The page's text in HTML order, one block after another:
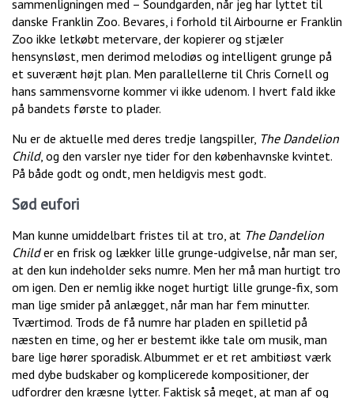
sammenligningen med – Soundgarden, når jeg har lyttet til
danske Franklin Zoo. Bevares, i forhold til Airbourne er Franklin
Zoo ikke letkøbt metervare, der kopierer og stjæler
hensynsløst, men derimod melodiøs og intelligent grunge på
et suverænt højt plan. Men parallellerne til Chris Cornell og
hans sammensvorne kommer vi ikke udenom. I hvert fald ikke
på bandets første to plader.
Nu er de aktuelle med deres tredje langspiller, The Dandelion
Child, og den varsler nye tider for den københavnske kvintet.
På både godt og ondt, men heldigvis mest godt.
Sød eufori
Man kunne umiddelbart fristes til at tro, at The Dandelion
Childer en frisk og lækker lille grunge-udgivelse, når man ser,
at den kun indeholder seks numre. Men her må man hurtigt tro
om igen. Den er nemlig ikke noget hurtigt lille grunge-fix, som
man lige smider på anlægget, når man har fem minutter.
Tværtimod. Trods de få numre har pladen en spilletid på
næsten en time, og her er bestemt ikke tale om musik, man
bare lige hører sporadisk. Albummet er et ret ambitiøst værk
med dybe budskaber og komplicerede kompositioner, der
udfordrer den kræsne lytter. Faktisk så meget, at man af og